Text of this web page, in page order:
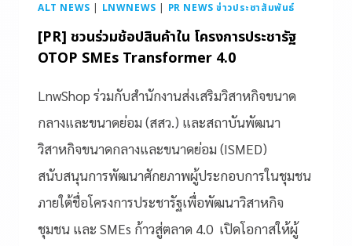
ALT NEWS | LNWNEWS | PR NEWS ข่าวประชาสัมพันธ์
[PR] ชวนร่วมช้อปสินค้าใน โครงการประชารัฐ
OTOP SMEs Transformer 4.0
LnwShop ร่วมกับสำนักงานส่งเสริมวิสาหกิจขนาด
กลางและขนาดย่อม (สสว.) และสถาบันพัฒนา
วิสาหกิจขนาดกลางและขนาดย่อม (ISMED)
สนับสนุนการพัฒนาศักยภาพผู้ประกอบการในชุมชน
ภายใต้ชื่อโครงการประชารัฐเพื่อพัฒนาวิสาหกิจ
ชุมชน และ SMEs ก้าวสู่ตลาด 4.0 เปิดโอกาสให้ผู้